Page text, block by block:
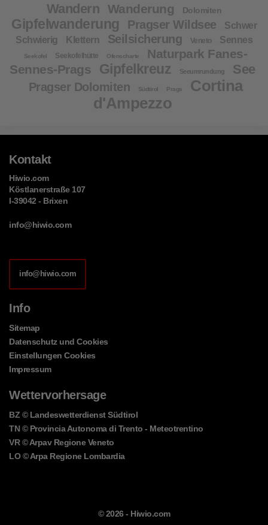
Wandern Wanderung Dolomiten
Gipfelwanderung Pragser Wildsee
Schwer
Schwierig
Klettern Seilsicherung Veneto Sennes
Seekofel Seekofelhütte Ofenscharte
Naturpark Fanes-
Sennes-Prags
Gipfelkreuz Seeumrundung See
Pragser Dolomiten Südtirol Prags
Cortina
d'Ampezzo
Kontakt
Hiwio.com
Köstlanerstraße 107
I-39042 - Brixen
info@hiwio.com
info@hiwio.com
Info
Sitemap
Datenschutz und Cookies
Einstellungen Cookies
Impressum
Wettervorhersage
BZ © Landeswetterdienst Südtirol
TN © Provincia Autonoma di Trento - Meteotrentino
VR © Arpav Regione Veneto
LO © Arpa Regione Lombardia
© 2026 - Hiwio.com